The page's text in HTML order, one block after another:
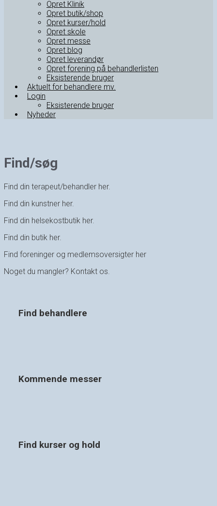
Opret Klinik
Opret butik/shop
Opret kurser/hold
Opret skole
Opret messe
Opret blog
Opret leverandør
Opret forening på behandlerlisten
Eksisterende bruger
Aktuelt for behandlere mv.
Login
Eksisterende bruger
Nyheder
Find/søg
Find din terapeut/behandler her.
Find din kunstner her.
Find din helsekostbutik her.
Find din butik her.
Find foreninger og medlemsoversigter her
Noget du mangler? Kontakt os.
Find behandlere
Kommende messer
Find kurser og hold